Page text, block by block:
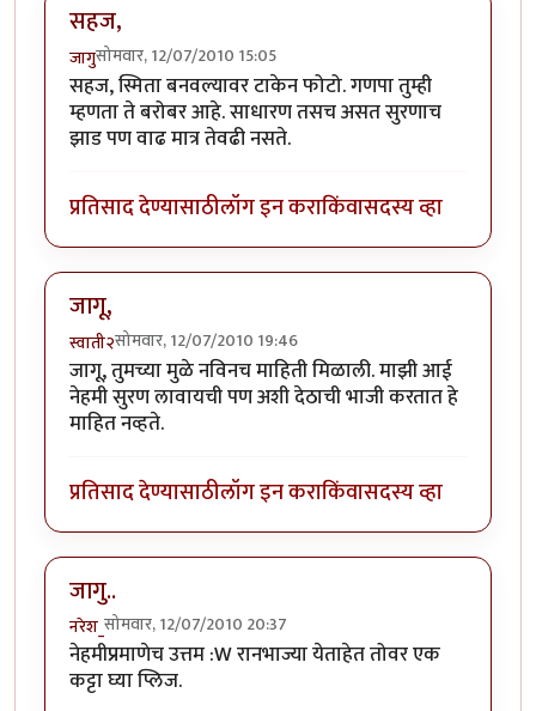
सहज,
जागुसोमवार, 12/07/2010 15:05
सहज, स्मिता बनवल्यावर टाकेन फोटो. गणपा तुम्ही
म्हणता ते बरोबर आहे. साधारण तसच असत सुरणाच
झाड पण वाढ मात्र तेवढी नसते.
प्रतिसाद देण्यासाठीलॉग इन कराकिंवासदस्य व्हा
जागू,
स्वाती२सोमवार, 12/07/2010 19:46
जागू, तुमच्या मुळे नविनच माहिती मिळाली. माझी आई
नेहमी सुरण लावायची पण अशी देठाची भाजी करतात हे
माहित नव्हते.
प्रतिसाद देण्यासाठीलॉग इन कराकिंवासदस्य व्हा
जागु..
नरेश_ सोमवार, 12/07/2010 20:37
नेहमीप्रमाणेच उत्तम :W रानभाज्या येताहेत तोवर एक
कट्टा घ्या प्लिज.